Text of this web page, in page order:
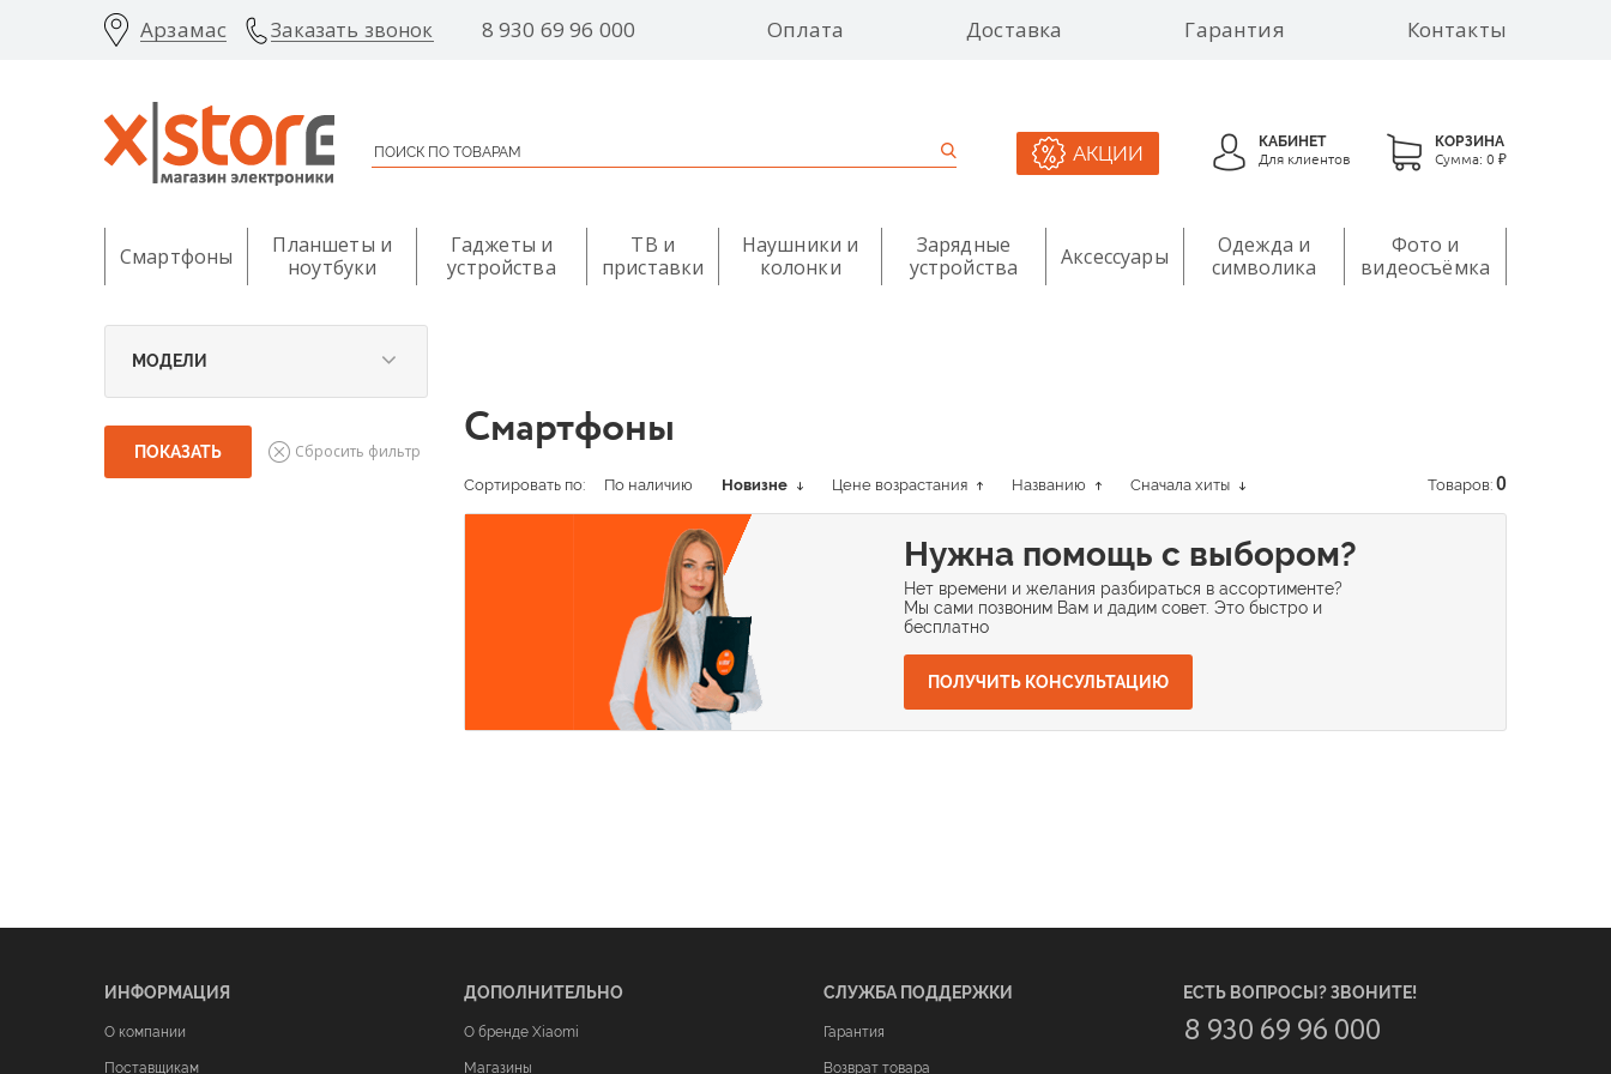
Арзамас Заказать звонок 8 930 69 96 000 Оплата Доставка Гарантия Контакты
АКЦИИ
КАБИНЕТ
Для клиентов
КОРЗИНА
Сумма: 0 ₽
Смартфоны
Планшеты и
ноутбуки
Гаджеты и
устройства
ТВ и
приставки
Наушники и
колонки
Зарядные
устройства
Аксессуары
Одежда и
символика
Фото и
видеосъёмка
МОДЕЛИ
Смартфоны
Сортировать по: По наличию Новизне Цене возрастания Названию Сначала хиты Товаров: 0
Нужна помощь с выбором?
Нет времени и желания разбираться в ассортименте?
Мы сами позвоним Вам и дадим совет. Это быстро и
бесплатно
ПОЛУЧИТЬ КОНСУЛЬТАЦИЮ
ИНФОРМАЦИЯ
О компании
Поставщикам
ДОПОЛНИТЕЛЬНО
О бренде Xiaomi
Магазины
СЛУЖБА ПОДДЕРЖКИ
Гарантия
Возврат товара
ЕСТЬ ВОПРОСЫ? ЗВОНИТЕ!
8 930 69 96 000